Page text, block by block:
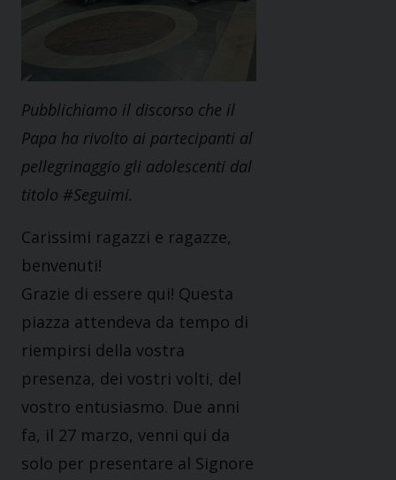
Pubblichiamo il discorso che il
Papa ha rivolto ai partecipanti al
pellegrinaggio gli adolescenti dal
titolo #Seguimi.
Carissimi ragazzi e ragazze,
benvenuti!
Grazie di essere qui! Questa
piazza attendeva da tempo di
riempirsi della vostra
presenza, dei vostri volti, del
vostro entusiasmo. Due anni
fa, il 27 marzo, venni qui da
solo per presentare al Signore